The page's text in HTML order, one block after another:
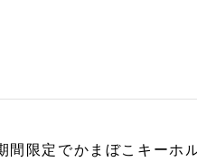
間限定でかまぼこキーホ